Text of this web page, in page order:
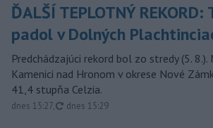
ĎALŠÍ TEPLOTNÝ
padol v Dolných
Predchádzajúci rekord bol zo stredy (5.
Kamenici nad Hronom v okrese Nové
41,4 stupňa Celzia.
dnes 15:27, aktualizované
dnes 15:29